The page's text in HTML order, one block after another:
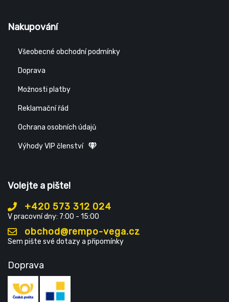
Nakupování
Všeobecné obchodní podmínky
Doprava
Možnosti platby
Reklamační řád
Ochrana osobních údajů
Výhody VIP členství
Volejte a pište!
+420 573 312 024
V pracovní dny: 7:00 - 15:00
obchod@rempo-vega.cz
Sem pište své dotazy a připomínky
Doprava